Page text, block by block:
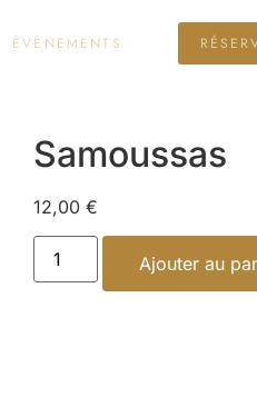
ÉVÉNEMENTS
Samoussas
12,00 €
Ajouter au